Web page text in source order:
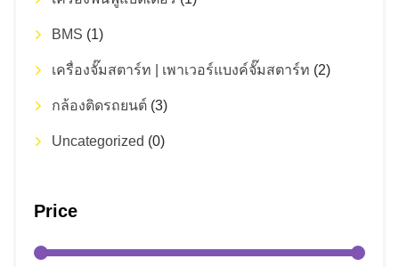
BMS (1)
เครื่องจั๊มสตาร์ท | เพาเวอร์แบงค์จั๊มสตาร์ท (2)
กล้องติดรถยนต์ (3)
Uncategorized (0)
Price